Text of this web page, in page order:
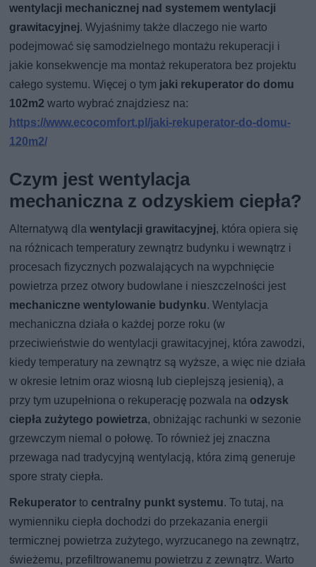
wentylacji mechanicznej nad systemem wentylacji
grawitacyjnej. Wyjaśnimy także dlaczego nie warto
podejmować się samodzielnego montażu rekuperacji i
jakie konsekwencje ma montaż rekuperatora bez projektu
całego systemu. Więcej o tym jaki rekuperator do domu
102m2 warto wybrać znajdziesz na:
https://www.ecocomfort.pl/jaki-rekuperator-do-domu-
120m2/
Czym jest wentylacja
mechaniczna z odzyskiem ciepła?
Alternatywą dlawentylacji grawitacyjnej, która opiera się
na różnicach temperatury zewnątrz budynku i wewnątrz i
procesach fizycznych pozwalających na wypchnięcie
powietrza przez otwory budowlane i nieszczelności jest
mechaniczne wentylowanie budynku. Wentylacja
mechaniczna działa o każdej porze roku (w
przeciwieństwie do wentylacji grawitacyjnej, która zawodzi,
kiedy temperatury na zewnątrz są wyższe, a więc nie działa
w okresie letnim oraz wiosną lub cieplejszą jesienią), a
przy tym uzupełniona o rekuperację pozwala na odzysk
ciepła zużytego powietrza, obniżając rachunki w sezonie
grzewczym niemal o połowę. To również jej znaczna
przewaga nad tradycyjną wentylacją, która zimą generuje
spore straty ciepła.
Rekuperator to centralny punkt systemu. To tutaj, na
wymienniku ciepła dochodzi do przekazania energii
termicznej powietrza zużytego, wyrzucanego na zewnątrz,
świeżemu, przefiltrowanemu powietrzu z zewnątrz. Warto